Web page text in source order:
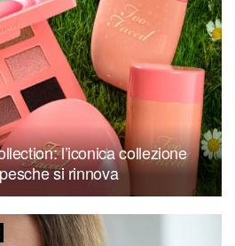
l’iconica collezione
si rinnova